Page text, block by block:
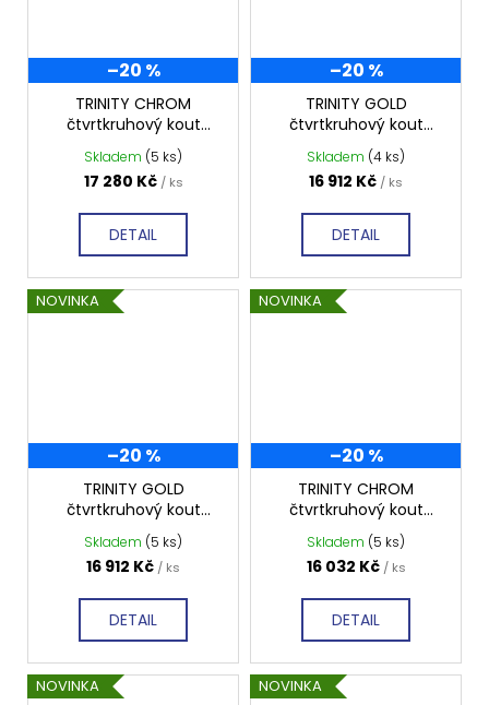
–20 %
TRINITY CHROM
čtvrtkruhový kout
900x900 mm levý,
matné sklo,
GT6590ML-CH
Skladem (5 ks)
17 280 Kč / ks
DETAIL
–20 %
TRINITY GOLD
čtvrtkruhový kout
900x900 mm pravý,
čiré sklo, GT6590CR-G
Skladem (4 ks)
16 912 Kč / ks
DETAIL
NOVINKA
–20 %
TRINITY GOLD
čtvrtkruhový kout
900x900 mm levý, čiré
sklo, GT6590CL-G
Skladem (5 ks)
16 912 Kč / ks
DETAIL
NOVINKA
–20 %
TRINITY CHROM
čtvrtkruhový kout
900x900 mm pravý,
čiré sklo, GT6590CR-
CH
Skladem (5 ks)
16 032 Kč / ks
DETAIL
NOVINKA NOVINKA